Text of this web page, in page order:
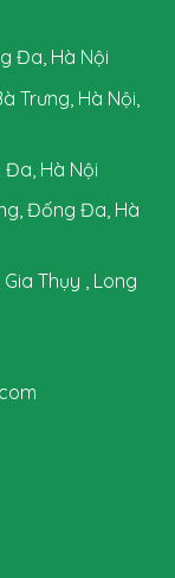
Đa, Hà Nội
Trưng, Hà Nội,
Hà Nội
Đống Đa, Hà
Thụy , Long